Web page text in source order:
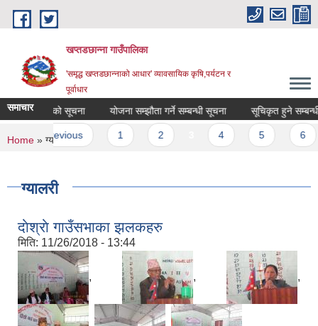
Skip to main content
खप्तडछान्ना गाउँपालिका
'समृद्ध खप्तडछान्नाको आधार' व्यावसायिक कृषि,पर्यटन र
पूर्वाधार
समाचार
गर्ने आशयको सूचना योजना सम्झौता गर्ने सम्बन्धी सूचना सूचिकृत हुने सम्बन्धी
‹ previous
You are here
Home » ग्यालरी
ग्यालरी
दाेश्राे गाउँसभाका झलकहरु
मिति: 11/26/2018 - 13:44
, , ,